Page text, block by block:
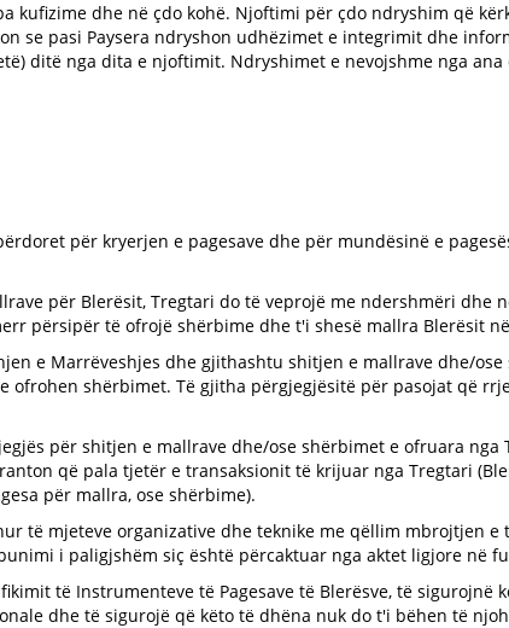
kufizime dhe në çdo kohë. Njoftimi për çdo ndryshim që
se pasi Paysera ndryshon udhëzimet e integrimit dhe
ditë nga dita e njoftimit. Ndryshimet e nevojshme nga
për kryerjen e pagesave dhe për mundësinë e
për Blerësit, Tregtari do të veprojë me ndershmëri dhe
përsipër të ofrojë shërbime dhe t'i shesë mallra Blerësit
e Marrëveshjes dhe gjithashtu shitjen e mallrave dhe/
shërbimet. Të gjitha përgjegjësitë për pasojat që
për shitjen e mallrave dhe/ose shërbimet e ofruara
që pala tjetër e transaksionit të krijuar nga Tregtari
për mallra, ose shërbime).
të mjeteve organizative dhe teknike me qëllim mbrojtjen e
i paligjshëm siç është përcaktuar nga aktet ligjore në
të Instrumenteve të Pagesave të Blerësve, të sigurojnë
dhe të sigurojë që këto të dhëna nuk do t'i bëhen të